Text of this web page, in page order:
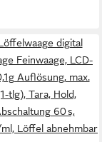
digital
Feinwaage, LCD-
Auflösung, max.
tlg), Tara, Hold,
60 s,
Löffel abnehmbar